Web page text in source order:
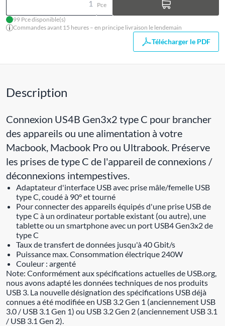
Pce
99 Pce disponible(s)
Commandes avant 15 heures – en principe livraison le lendemain
Télécharger le PDF
Description
Connexion US4B Gen3x2 type C pour brancher
des appareils ou une alimentation à votre
Macbook, Macbook Pro ou Ultrabook. Préserve
les prises de type C de l'appareil de connexions /
déconnexions intempestives.
Adaptateur d'interface USB avec prise mâle/femelle USB
type C, coudé à 90° et tourné
Pour connecter des appareils équipés d'une prise USB de
type C à un ordinateur portable existant (ou autre), une
tablette ou un smartphone avec un port USB4 Gen3x2 de
type C
Taux de transfert de données jusqu'à 40 Gbit/s
Puissance max. Consommation électrique 240W
Couleur : argenté
Note: Conformément aux spécifications actuelles de USB.org,
nous avons adapté les données techniques de nos produits
USB 3. La nouvelle désignation des spécifications USB déjà
connues a été modifiée en USB 3.2 Gen 1 (anciennement USB
3.0 / USB 3.1 Gen 1) ou USB 3.2 Gen 2 (anciennement USB 3.1
/ USB 3.1 Gen 2).